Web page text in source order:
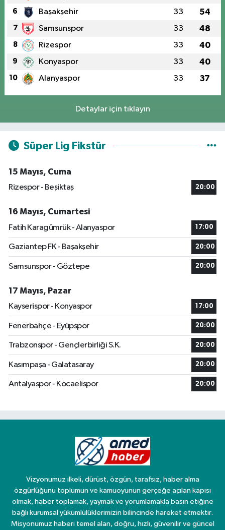
6 Başakşehir 33 54
7 Samsunspor 33 48
8 Rizespor 33 40
9 Konyaspor 33 40
10 Alanyaspor 33 37
Detaylar için tıklayın
Süper Lig Fikstür
15 Mayıs, Cuma
Rizespor - Beşiktaş
20:00
16 Mayıs, Cumartesi
Fatih Karagümrük - Alanyaspor
17:00
Gaziantep FK - Başakşehir 20:00
Samsunspor - Göztepe 20:00
17 Mayıs, Pazar
Kayserispor - Konyaspor
17:00
Fenerbahçe - Eyüpspor 20:00
Trabzonspor - Gençlerbirliği S.K. 20:00
Kasımpaşa - Galatasaray 20:00
Antalyaspor - Kocaelispor 20:00
Vizyonumuz ilkeli, dürüst, özgün, tarafsız, haber alma
özgürlüğünü toplumun ve kamuoyunun gerçeğe açılan kapısı
olmak, haber toplamak, yaymak ve yorumlamakla basın etiğine
bağlı kurumsal yükümlülüklerimizin bilincinde hareket etmektir.
Misyonumuz haberi temel alan, doğru, hızlı, güvenilir ve güncel